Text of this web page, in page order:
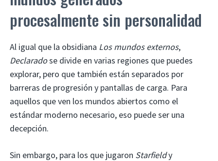
procesalmente sin personalidad
Al igual que la obsidiana Los mundos externos,
Declaradose divide en varias regiones que puedes
explorar, pero que también están separados por
barreras de progresión y pantallas de carga. Para
aquellos que ven los mundos abiertos como el
estándar moderno necesario, eso puede ser una
decepción.
Sin embargo, para los que jugaron Starfieldy